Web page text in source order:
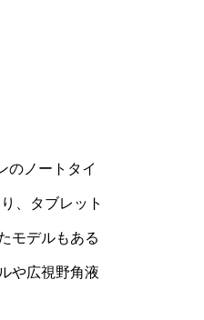
のノートタイ
、タブレット
モデルもある
や広視野角液